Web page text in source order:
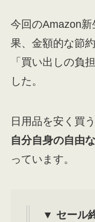
今回のAmazon
果、金額的な節
「買い出しの負
した。
日用品を安く買
自分自身の自由
っています。
▼ セール